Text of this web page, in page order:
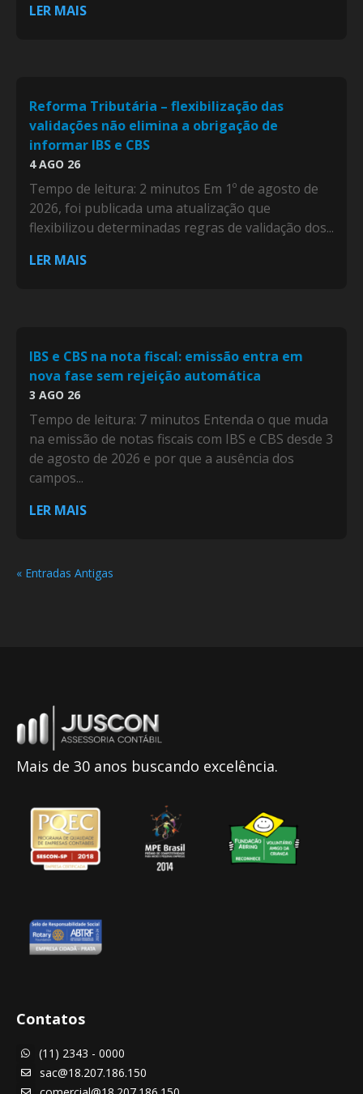
LER MAIS
Reforma Tributária – flexibilização das
validações não elimina a obrigação de
informar IBS e CBS
4 AGO 26
Tempo de leitura: 2 minutos Em 1º de agosto de
2026, foi publicada uma atualização que
flexibilizou determinadas regras de validação dos...
LER MAIS
IBS e CBS na nota fiscal: emissão entra em
nova fase sem rejeição automática
3 AGO 26
Tempo de leitura: 7 minutos Entenda o que muda
na emissão de notas fiscais com IBS e CBS desde 3
de agosto de 2026 e por que a ausência dos
campos...
LER MAIS
« Entradas Antigas
Mais de 30 anos buscando excelência.
Contatos
 (11) 2343 - 0000
 sac@18.207.186.150
